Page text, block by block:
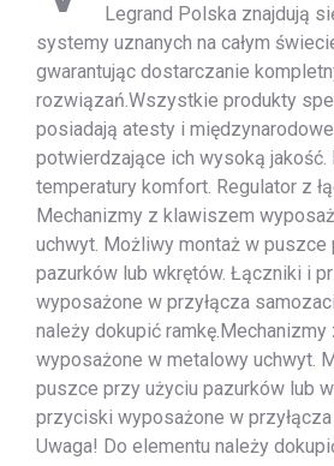
Legrand Polska znajdują
systemy uznanych na całym
gwarantując dostarczanie
rozwiązań.Wszystkie produkty
posiadają atesty i
potwierdzające ich wysoką jakość.
temperatury komfort. Regulator z
Mechanizmy z klawiszem
uchwyt. Możliwy montaż w puszce
pazurków lub wkrętów. Łączniki i
wyposażone w przyłącza
należy dokupić
wyposażone w metalowy uchwyt.
puszce przy użyciu pazurków lub
przyciski wyposażone w
Uwaga! Do elementu należy